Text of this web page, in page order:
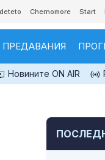
Chernomore Start
ПРЕДАВАНИЯ
Новините ON AIR